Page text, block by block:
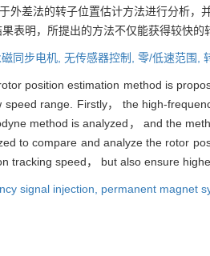
外差法的转子位置估计方法进行分析
表明，所提出的方法不仅能获得较快
同步电机, 无传感器控制, 零/低速范围,
position estimation method is
speed range. Firstly， the high-
method is analyzed， and the
to compare and analyze the rotor
tracking speed， but also ensure
signal injection, permanent magnet